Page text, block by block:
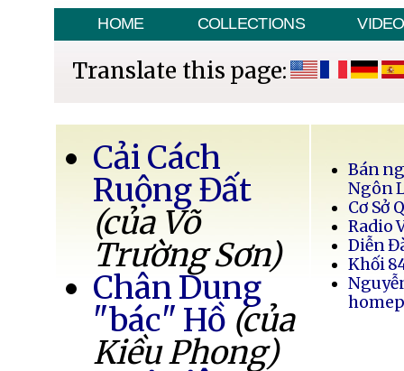
HOME COLLECTIONS VIDEO
Translate this page:
Cải Cách
Ruộng Đất
(của Võ
Trường Sơn)
Chân Dung
"bác" Hồ (của
Kiều Phong)
Bán
Ngôn
Cơ Sở
Radio
Diễn
Khối